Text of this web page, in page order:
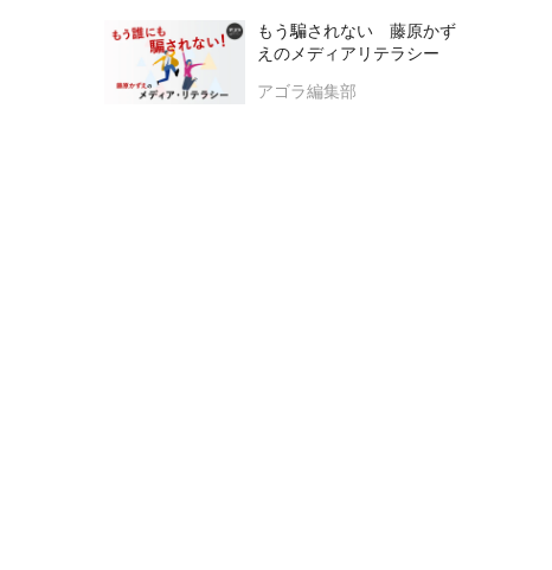
もう騙されない 藤原かず
えのメディアリテラシー
アゴラ編集部